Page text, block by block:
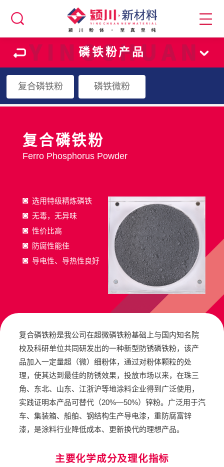
磷铁粉产品
复合磷铁粉 磷铁微粉
复合磷铁粉
Ferro Phosphorus Powder
◙ 选用特级精炼磷铁
◙ 无毒，无异味
◙ 性价比高
◙ 防腐性能佳
◙ 导电性、导热性良好
复合磷铁粉是我公司在超微磷铁粉基础上与国内知名院
校及科研单位共同研发出的⼀种新型防锈磷铁粉，该产
品加⼊⼀定量超（微）细粉体，通过对粉体颗粒的处
理，使其达到最佳的防锈效果，投放市场以来，在珠三
⻆、东北、⼭东、江浙沪等地涂料企业得到⼴泛使⽤，
实践证明本产品可替代（20%—50%）锌粉。⼴泛⽤于汽
⻋、集装箱、船舶、钢结构⽣产导电漆，重防腐富锌
漆，是涂料⾏业降低成本、更新换代的理想产品。
主要化学成分及理化指标